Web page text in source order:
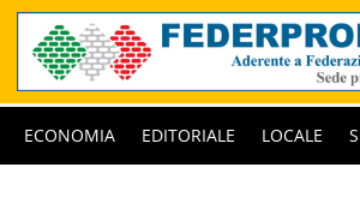
ECONOMIA EDITORIALE LOCALE